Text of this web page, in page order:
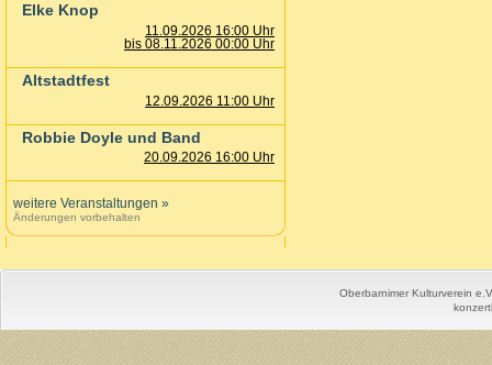
Elke Knop
11.09.2026 16:00 Uhr
bis 08.11.2026 00:00 Uhr
Altstadtfest
12.09.2026 11:00 Uhr
Robbie Doyle und Band
20.09.2026 16:00 Uhr
weitere Veranstaltungen »
Änderungen vorbehalten
Oberbarnimer Kulturverein